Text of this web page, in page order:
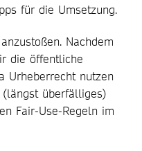
für die Umsetzung.
Nachdem
die öffentliche
Urheberrecht nutzen
überfälliges)
Fair-Use-Regeln im